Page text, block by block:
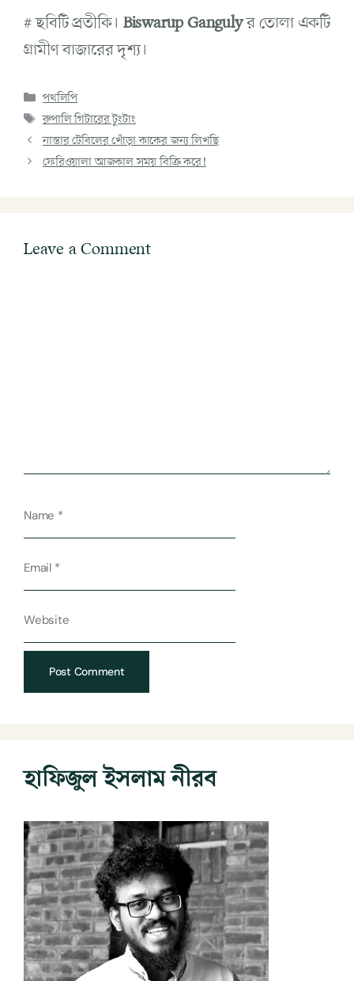
# ছবিটি প্রতীকি। Biswarup Gangulyর তোলা একটি
গ্রামীণ বাজারের দৃশ্য।
পথলিপি
রুপালি গিটারের টুংটাং
নাস্তার টেবিলের খোঁড়া কাকের জন্য লিখছি
ফেরিওয়ালা আজকাল সময় বিক্রি করে!
Leave a Comment
হাফিজুল ইসলাম নীরব